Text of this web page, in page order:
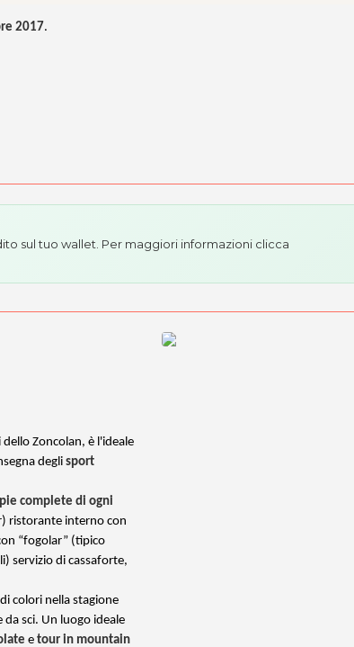
2017.
sul tuo wallet. Per maggiori informazioni clicca
Zoncolan, è l'ideale
degli sport
complete di ogni
ristorante interno con
“fogolar” (tipico
servizio di cassaforte,
colori nella stagione
sci. Un luogo ideale
e tour in mountain